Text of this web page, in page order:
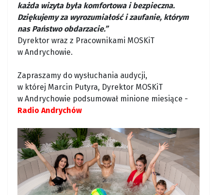
każda wizyta była komfortowa i bezpieczna.
Dziękujemy za wyrozumiałość i zaufanie, którym
nas Państwo obdarzacie.”
Dyrektor wraz z Pracownikami MOSKiT
w Andrychowie.
Zapraszamy do wysłuchania audycji,
w której Marcin Putyra, Dyrektor MOSKiT
w Andrychowie podsumował minione miesiące -
Radio Andrychów